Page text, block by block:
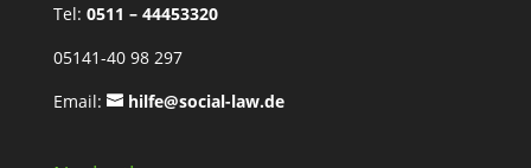
Tel: 0511 – 44453320
05141-40 98 297
Email:
hilfe@social-law.de